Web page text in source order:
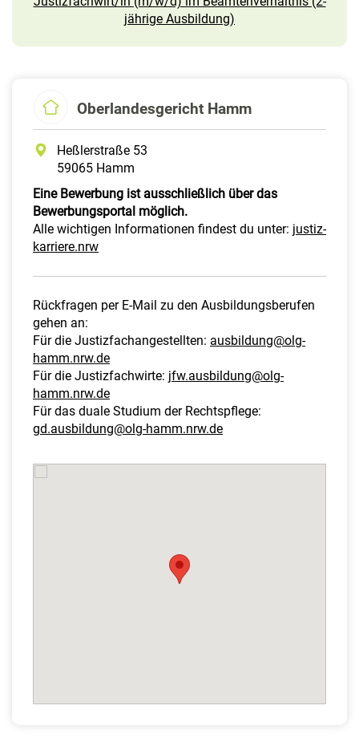
jährige Ausbildung)
Oberlandesgericht Hamm
Heßlerstraße 53
59065 Hamm
Eine Bewerbung ist ausschließlich über das
Bewerbungsportal möglich.
Alle wichtigen Informationen findest du unter: justiz-
karriere.nrw
Rückfragen per E-Mail zu den Ausbildungsberufen
gehen an:
Für die Justizfachangestellten: ausbildung@olg-
hamm.nrw.de
Für die Justizfachwirte: jfw.ausbildung@olg-
hamm.nrw.de
Für das duale Studium der Rechtspflege:
gd.ausbildung@olg-hamm.nrw.de